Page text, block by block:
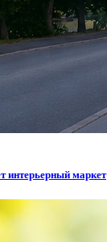
интерьерный маркет